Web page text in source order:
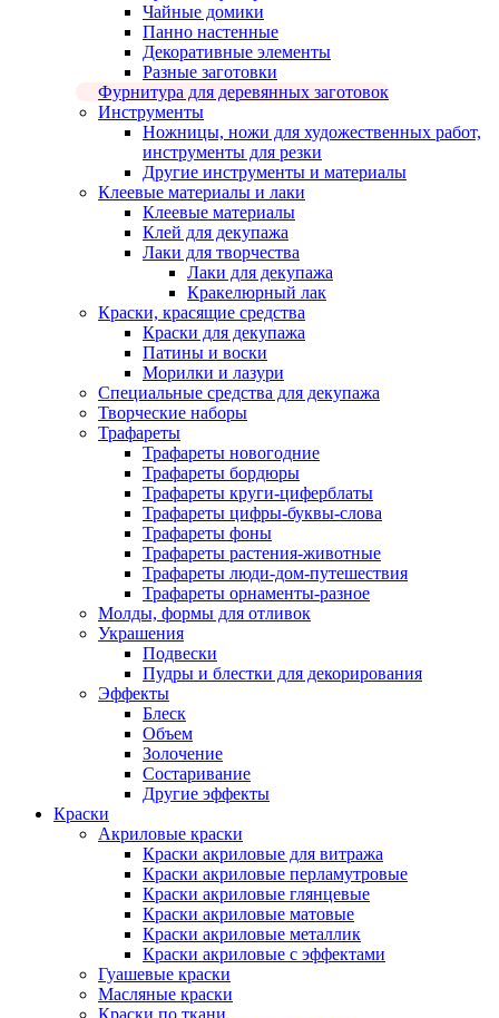
Чайные домики
Панно настенные
Декоративные элементы
Разные заготовки
Фурнитура для деревянных заготовок
Инструменты
Ножницы, ножи для художественных работ,
инструменты для резки
Другие инструменты и материалы
Клеевые материалы и лаки
Клеевые материалы
Клей для декупажа
Лаки для творчества
Лаки для декупажа
Кракелюрный лак
Краски, красящие средства
Краски для декупажа
Патины и воски
Морилки и лазури
Специальные средства для декупажа
Творческие наборы
Трафареты
Трафареты новогодние
Трафареты бордюры
Трафареты круги-циферблаты
Трафареты цифры-буквы-слова
Трафареты фоны
Трафареты растения-животные
Трафареты люди-дом-путешествия
Трафареты орнаменты-разное
Молды, формы для отливок
Украшения
Подвески
Пудры и блестки для декорирования
Эффекты
Блеск
Объем
Золочение
Состаривание
Другие эффекты
Краски
Акриловые краски
Краски акриловые для витража
Краски акриловые перламутровые
Краски акриловые глянцевые
Краски акриловые матовые
Краски акриловые металлик
Краски акриловые с эффектами
Гуашевые краски
Масляные краски
Краски по ткани